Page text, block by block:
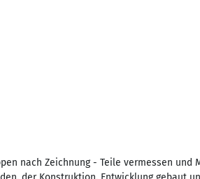
nach Zeichnung - Teile vermessen